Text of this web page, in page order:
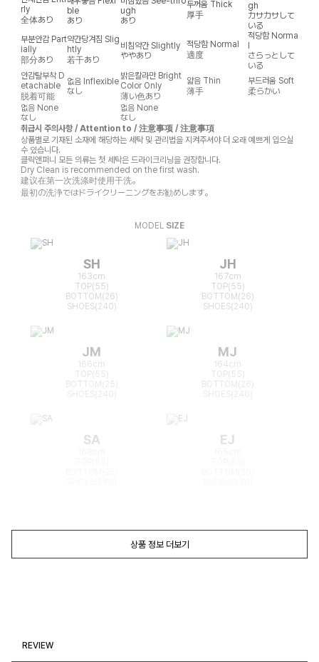
rly
全体あり
ble
あり
ugh
あり
두꺼움 Thick
厚手
gh
カサカサして
いる
부분안감 Part
ially
部分あり
약간당겨짐 Slig
htly
若干あり
비침약간 Slightly
ややあり
적당함 Normal
適度
적당함 Norma
さらっとして
いる
안감탈부착 D
etachable
脱着可能
없음 Inflexible
なし
밝은칼라만 Bright
Color Only
薄い色あり
얇음 Thin
薄手
부드러움 Soft
柔らかい
없음 None
なし
없음 None
なし
취급시 주의사항 / Attention to / 注意事项 / 注意事項
상품별로 기재된 소재에 해당하는 세탁 및 관리법을 지켜주셔야 더 오래 예쁘게 입으실
수 있습니다.
클릭앤퍼니 모든 의류는 첫 세탁은 드라이크리닝을 권장합니다.
Dry Clean is recommended on the first wash.
建议在第一次洗涤时使用干洗。
最初の洗浄ではドライクリーニングをお勧めします。
MODEL SIZE
SH
163cm
TOP(55)
BOTTOM(26)
SHOES(240)
JH
167cm
TOP(55)
BOTTOM(26)
SHOES(240)
JM
166cm
TOP(55)
BOTTOM(25)
MJ
164cm
TOP(55)
BOTTOM(26)
SA EJ
상품 정보 더보기
REVIEW